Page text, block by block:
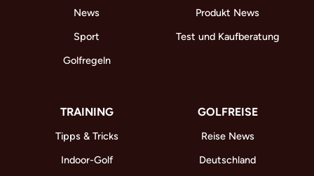
News
Sport
Golfregeln
Produkt News
Test und Kaufberatung
TRAINING
Tipps & Tricks
Indoor-Golf
GOLFREISE
Reise News
Deutschland